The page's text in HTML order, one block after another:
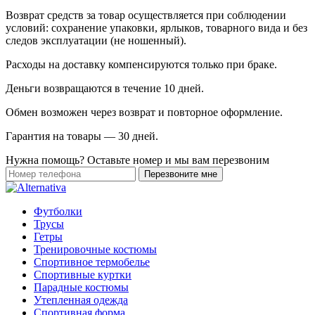
Возврат средств за товар осуществляется при соблюдении
условий: сохранение упаковки, ярлыков, товарного вида и без
следов эксплуатации (не ношенный).
Расходы на доставку компенсируются только при браке.
Деньги возвращаются в течение 10 дней.
Обмен возможен через возврат и повторное оформление.
Гарантия на товары — 30 дней.
Нужна помощь? Оставьте номер и мы вам перезвоним
Футболки
Трусы
Гетры
Тренировочные костюмы
Спортивное термобелье
Спортивные куртки
Парадные костюмы
Утепленная одежда
Спортивная форма